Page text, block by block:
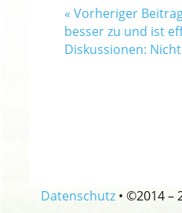
« Vorheriger
besser zu und ist
Diskussionen:
Datenschutz • ©2014 –